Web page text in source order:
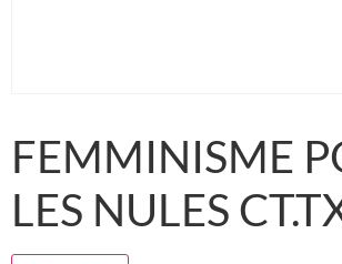
FEMMINISME
LES NULES